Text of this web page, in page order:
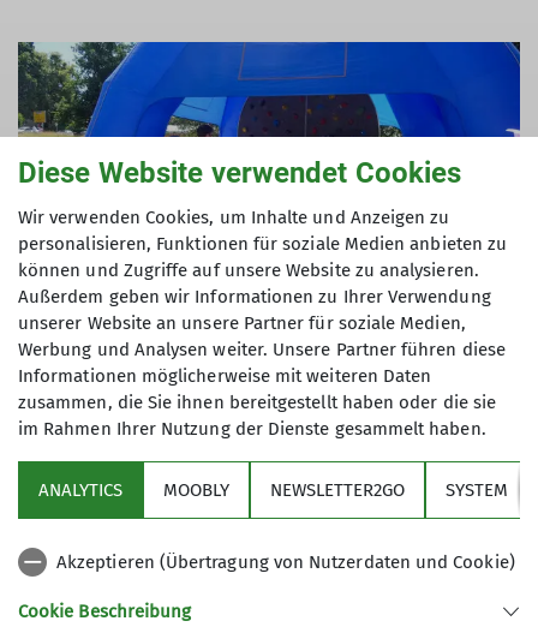
Die Sektion Otterfing nahm heuer mit einem
Stand an der Ehrenamtbörse teil. Robert Blümke
und Sabine Strößenreuther standen den
einige anregende Gespräche statt und Robert und
Datenschutzbeauftragter*e
Diese Website verwendet Cookies
Wir verwenden Cookies, um Inhalte und Anzeigen zu
personalisieren, Funktionen für soziale Medien anbieten zu
können und Zugriffe auf unsere Website zu analysieren.
Außerdem geben wir Informationen zu Ihrer Verwendung
unserer Website an unsere Partner für soziale Medien,
Werbung und Analysen weiter. Unsere Partner führen diese
Informationen möglicherweise mit weiteren Daten
zusammen, die Sie ihnen bereitgestellt haben oder die sie
im Rahmen Ihrer Nutzung der Dienste gesammelt haben.
ANALYTICS MOOBLY NEWSLETTER2GO SYSTEM
Akzeptieren (Übertragung von Nutzerdaten und Cookie)
Cookie Beschreibung